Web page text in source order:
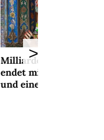
Milliardenaffäre
endet mit Mini-Busse
und einem Bedingten
>